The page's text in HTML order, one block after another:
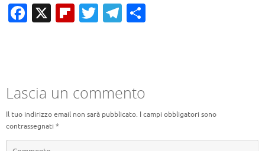
Facebook
X Flipboard
TwitterTelegram
Lascia un commento
Il tuo indirizzo email non sarà pubblicato. I campi obbligatori sono
contrassegnati *